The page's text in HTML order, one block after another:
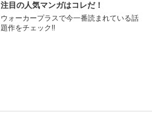
注目の人気マンガはコレだ！
ウォーカープラスで今一番読まれている話
題作をチェック!!